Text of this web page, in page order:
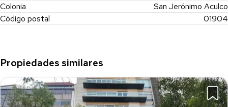
Colonia
San Jerónimo Aculco
Código postal
01904
Propiedades similares